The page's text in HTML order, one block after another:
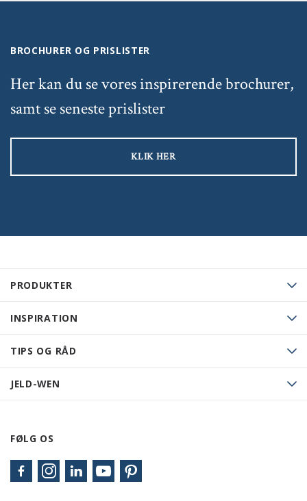
PRODUKTER
INSPIRATION
TIPS OG RÅD
JELD-WEN
FØLG OS
BROCHURER OG PRISLISTER
Her kan du se vores inspirerende brochurer,
samt se seneste prislister
KLIK HER